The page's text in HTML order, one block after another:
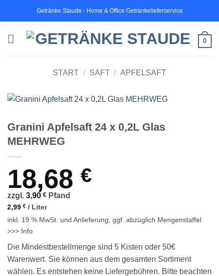
springen
Getränke Staude - Home & Office Getränkelieferservice
0
START / SAFT / APFELSAFT
Granini Apfelsaft 24 x 0,2L Glas
MEHRWEG
18,68 €
zzgl. 3,90 € Pfand
2,99 € / Liter
inkl. 19 % MwSt. und Anlieferung, ggf. abzüglich Mengenstaffel
>>> Info
Die Mindestbestellmenge sind 5 Kisten oder 50€
Warenwert. Sie können aus dem gesamten Sortiment
wählen. Es entstehen keine Liefergebühren. Bitte beachten